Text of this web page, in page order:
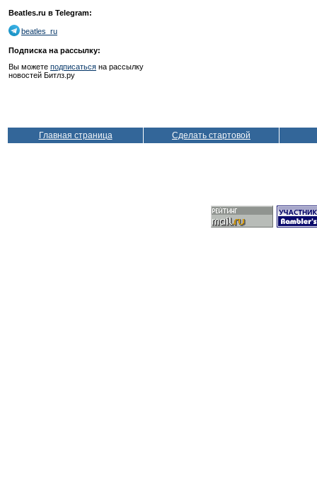
Beatles.ru в Telegram:
beatles_ru
Подписка на рассылку:
Вы можете подписаться на рассылку
новостей Битлз.ру
Главная страница Сделать стартовой